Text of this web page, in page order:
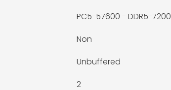
PC5-57600 - DDR5-7200
Non
Unbuffered
2